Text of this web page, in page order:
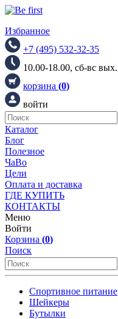
Избранное
+7 (495) 532-32-35
10.00-18.00, сб-вс вых.
корзина (0)
войти
Каталог
Блог
Полезное
ЧаВо
Цели
Оплата и доставка
ГДЕ КУПИТЬ
КОНТАКТЫ
Меню
Войти
Корзина (0)
Поиск
Спортивное питание
Шейкеры
Бутылки